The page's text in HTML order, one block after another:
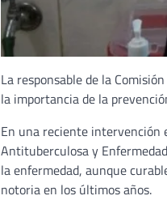
La responsable de la
la importancia de la
En una reciente intervención
Antituberculosa y
la enfermedad, aunque
notoria en los últimos años.